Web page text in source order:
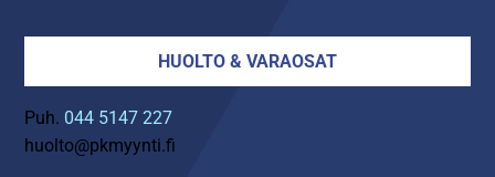
HUOLTO & VARAOSAT
Puh. 044 5147 227
huolto@pkmyynti.fi